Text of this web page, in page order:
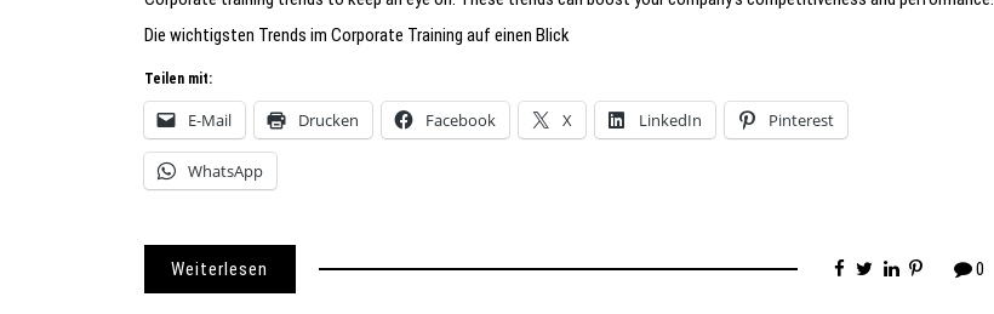
Die wichtigsten Trends im Corporate Training auf einen Blick
Teilen mit:
E-Mail Drucken Facebook X LinkedIn Pinterest
WhatsApp
Weiterlesen 0